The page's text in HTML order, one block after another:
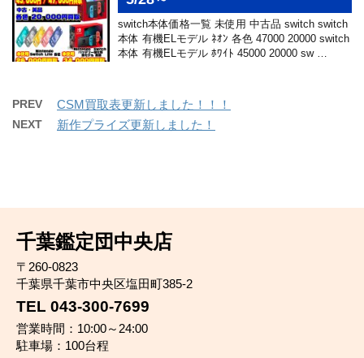
switch本体価格一覧 未使用 中古品 switch switch
本体 有機ELモデル ﾈｵﾝ 各色 47000 20000 switch
本体 有機ELモデル ﾎﾜｲﾄ 45000 20000 sw …
PREV CSM買取表更新しました！！！
NEXT 新作プライズ更新しました！
千葉鑑定団中央店
〒260-0823
千葉県千葉市中央区塩田町385-2
TEL 043-300-7699
営業時間：10:00～24:00
駐車場：100台程